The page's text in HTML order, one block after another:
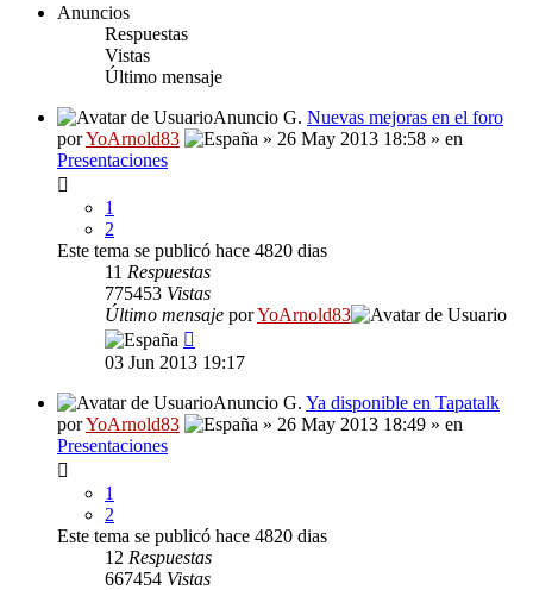
Anuncios
Respuestas
Vistas
Último mensaje
Anuncio G. Nuevas mejoras en el foro
porYoArnold83
» 26 May 2013 18:58 » en
Presentaciones
1
2
Este tema se publicó hace 4820 dias
11 Respuestas
775453 Vistas
Último mensaje porYoArnold83
03 Jun 2013 19:17
Anuncio G. Ya disponible en Tapatalk
porYoArnold83
» 26 May 2013 18:49 » en
Presentaciones
1
2
Este tema se publicó hace 4820 dias
12 Respuestas
667454 Vistas